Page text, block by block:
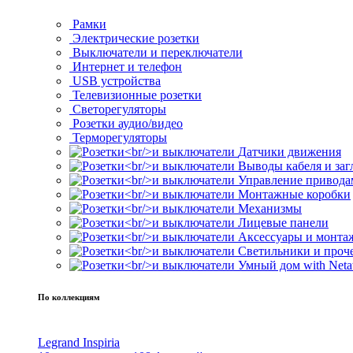
Рамки
Электрические розетки
Выключатели и переключатели
Интернет и телефон
USB устройства
Телевизионные розетки
Светорегуляторы
Розетки аудио/видео
Терморегуляторы
Датчики движения
Выводы кабеля и
Управление
Монтажные коробки
Механизмы
Лицевые панели
Аксессуары и
Светильники и
Умный дом with
По коллекциям
Legrand Inspiria